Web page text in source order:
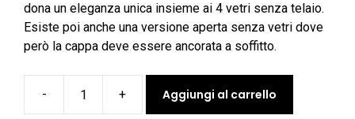
dona un eleganza unica insieme ai 4 vetri senza telaio.
Esiste poi anche una versione aperta senza vetri dove
però la cappa deve essere ancorata a soffitto.
-
Camino
+ Aggiungi al carrello